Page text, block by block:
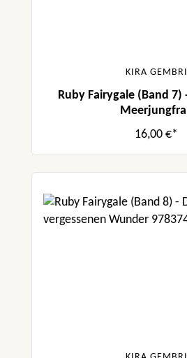
KIRA GEMBRI
Ruby Fairygale (Band 7)
16,00 €*